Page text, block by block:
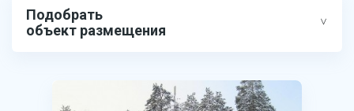
Подобрать
объект размещения